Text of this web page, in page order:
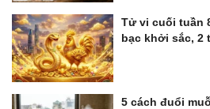
Tử vi cuối tuần
bạc khởi sắc, 2
5 cách đuổi